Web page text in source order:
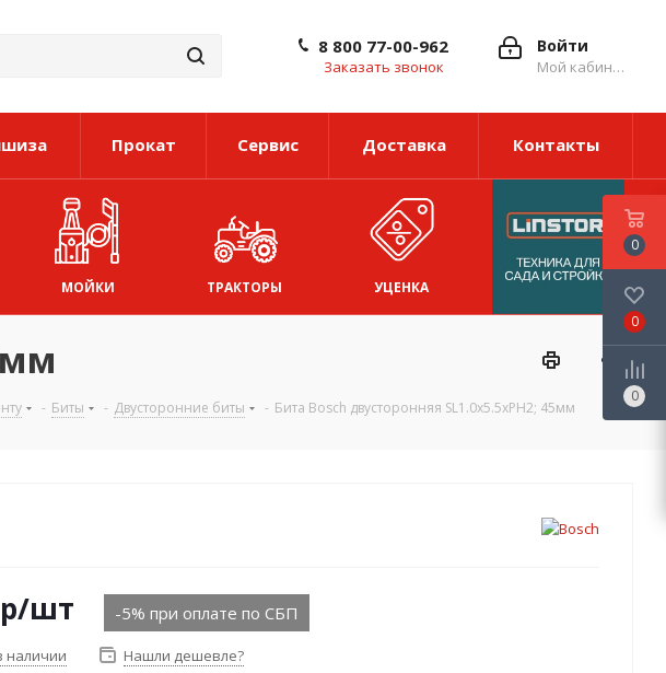
Войти
Мой кабинет
8 800 77-00-962
Заказать звонок
Прокат Сервис Доставка Контакты
МОЙКИ ТРАКТОРЫ УЦЕНКА
- Биты - Двусторонние биты - Бита Bosch двусторонняя SL1.0х5.5xPH2; 45мм
р/шт -5% при оплате по СБП
наличии Нашли дешевле?
0
0
0